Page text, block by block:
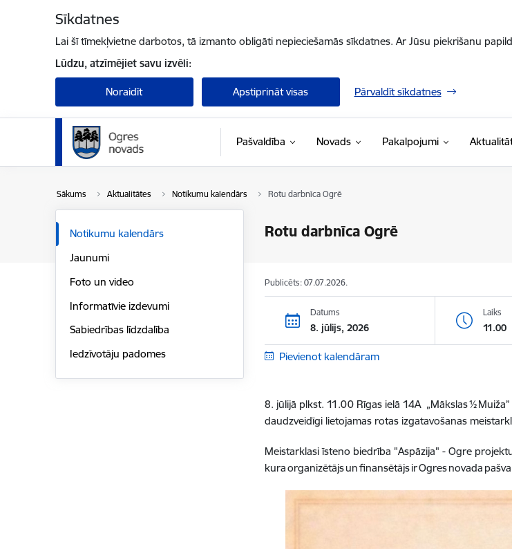
Sīkdatnes
Lai šī tīmekļvietne darbotos, tā izmanto obligāti nepieciešamās sīkdatnes. Ar Jūsu piekrišanu
Lūdzu, atzīmējiet savu izvēli:
Noraidīt Apstiprināt visas Pārvaldīt sīkdatnes
Pašvaldība Novads Pakalpojumi
Sākums Aktualitātes Notikumu kalendārs Rotu darbnīca Ogrē
Rotu darbnīca Ogrē
Notikumu kalendārs
Jaunumi
Foto un video
Informatīvie izdevumi
Sabiedrības līdzdalība
Iedzīvotāju padomes
Publicēts: 07.07.2026.
Datums
8. jūlijs, 2026
Laiks
11.00
Pievienot kalendāram
8. jūlijā plkst. 11.00 Rīgas ielā 14A „Mākslas ½
daudzveidīgi lietojamas rotas izgatavošanas
Meistarklasi īsteno biedrība "Aspāzija" - Ogre
kura organizētājs un finansētājs ir Ogres novada